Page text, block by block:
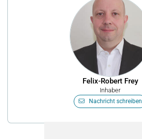
Felix-Robert Frey
Inhaber
Nachricht schreiben